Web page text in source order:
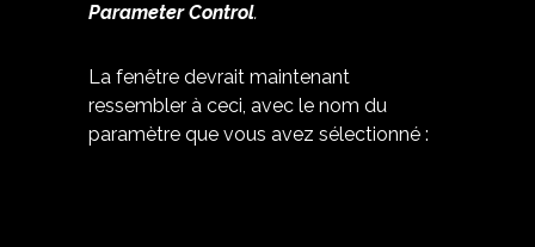
Parameter Control.
La fenêtre devrait maintenant
ressembler à ceci, avec le nom du
paramètre que vous avez sélectionné :